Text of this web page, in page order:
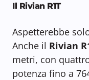
Il Rivian R1T
Aspetterebbe
Anche il Rivian
metri, con
potenza fino a